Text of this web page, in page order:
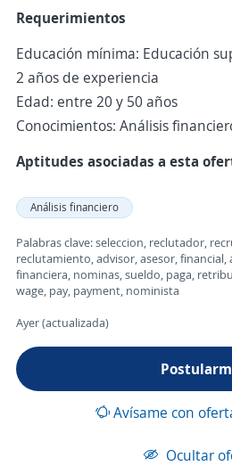
Requerimientos
Educación mínima: Educación
2 años de experiencia
Edad: entre 20 y 50 años
Conocimientos: Análisis
Aptitudes asociadas a esta
Análisis financiero
Palabras clave: seleccion, reclutador,
reclutamiento, advisor, asesor,
financiera, nominas, sueldo, paga,
wage, pay, payment, nominista
Ayer (actualizada)
Avísame con
Ocultar